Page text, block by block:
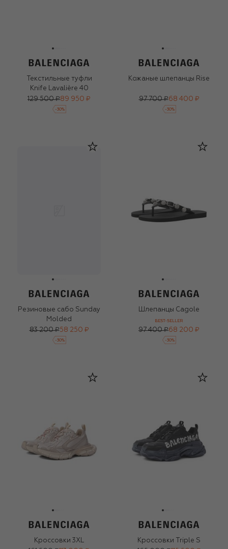
Текстильные туфли
Knife Lavalière 40
129 500 ₽89 950 ₽
-30%
Кожаные шлепанцы Rise
97 700 ₽68 400 ₽
-30%
Резиновые сабо Sunday
Molded
83 200 ₽58 250 ₽
-30%
Шлепанцы Cagole
BEST-SELLER
97 400 ₽68 200 ₽
-30%
Кроссовки 3XL
Кроссовки Triple S